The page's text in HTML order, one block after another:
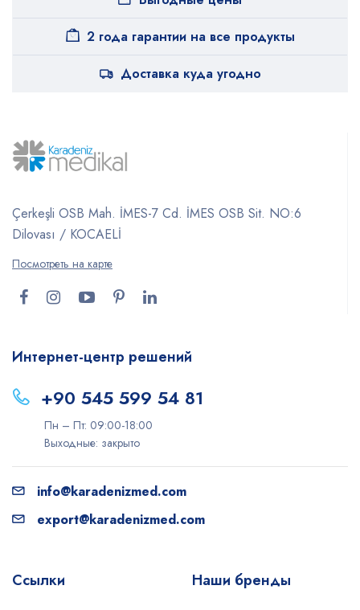
2 года гарантии на все продукты
Доставка куда угодно
Çerkeşli OSB Mah. İMES-7 Cd. İMES OSB Sit. NO:6
Dilovası / KOCAELİ
Посмотреть на карте
Интернет-центр решений
+90 545 599 54 81
Пн – Пт: 09:00-18:00
Выходные: закрыто
info@karadenizmed.com
export@karadenizmed.com
Ссылки Наши бренды